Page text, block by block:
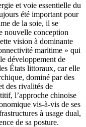
et voie essentielle du
été important pour
de la soie, il se
nouvelle conception
vision à dominante
maritime » qui
développement de
États littoraux, car elle
dominé par des
des rivalités de
l’approche chinoise
vis-à-vis de ses
à usage dual,
de sa posture.